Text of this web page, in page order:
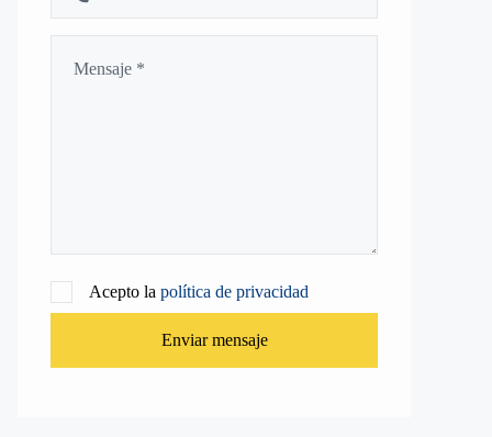
Acepto la política de privacidad
Enviar mensaje